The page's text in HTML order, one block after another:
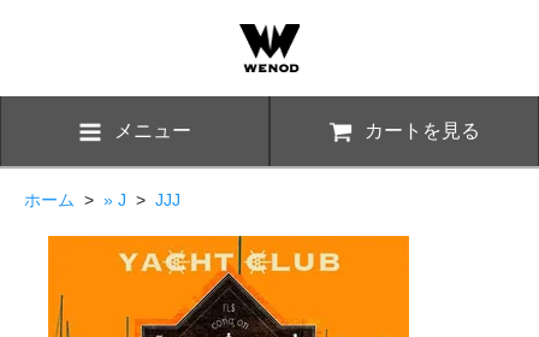
メニュー カートを見る
ホーム > » J > JJJ